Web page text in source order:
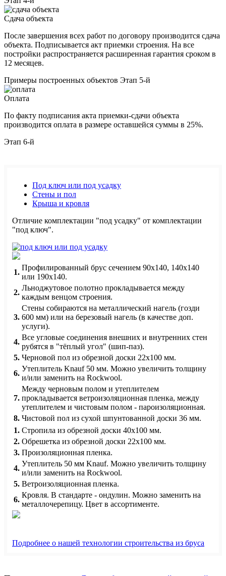
Сдача объекта
После завершения всех работ по договору производится сдача
объекта. Подписывается акт приемки строения. На все
постройки распространяется расширенная гарантия сроком в
12 месяцев.
Примеры построенных объектов Этап 5-й
Оплата
По факту подписания акта приемки-сдачи объекта
производится оплата в размере оставшейся суммы в 25%.
Этап 6-й
Под ключ или под усадку
Стены и пол
Крыша и кровля
Отличие комплектации "под усадку" от комплектации
"под ключ".
1.
Профилированный брус сечением 90х140, 140х140
или 190х140.
2.
Льноджутовое полотно прокладывается между
каждым венцом строения.
3.
Стены собираются на металлический нагель (гозди
600 мм) или на березовый нагель (в качестве доп.
услуги).
4.
Все угловые соединения внешних и внутренних стен
рубятся в "тёплый угол" (шип-паз).
5. Черновой пол из обрезной доски 22х100 мм.
6.
Утеплитель Knauf 50 мм. Можно увеличить толщину
и/или заменить на Rockwool.
7.
Между черновым полом и утеплителем
прокладывается ветроизоляционная пленка, между
утеплителем и чистовым полом - пароизоляционная.
8. Чистовой пол из сухой шпунтованной доски 36 мм.
1. Стропила из обрезной доски 40х100 мм.
2. Обрешетка из обрезной доски 22х100 мм.
3. Произоляционная пленка.
4.
Утеплитель 50 мм Knauf. Можно увеличить толщину
и/или заменить на Rockwool.
5. Ветроизоляционная пленка.
6.
Кровля. В стандарте - ондулин. Можно заменить на
металлочерепицу. Цвет в ассортименте.
Подробнее о нашей технологии строительства из бруса